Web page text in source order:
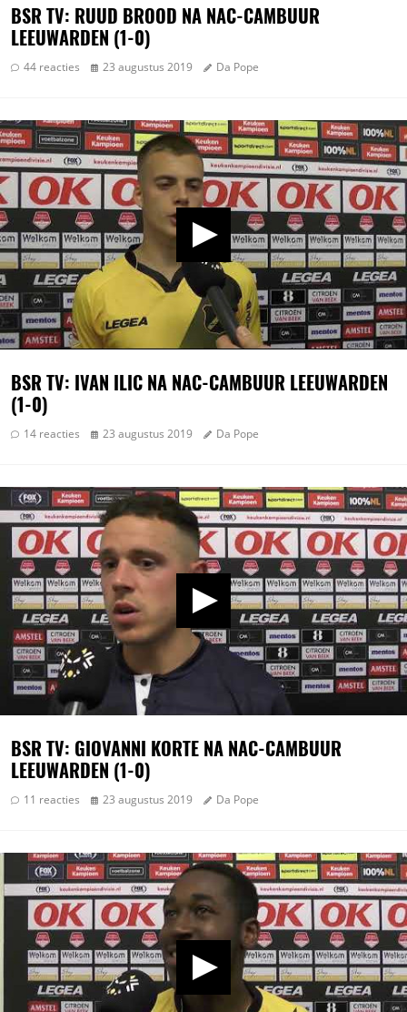
BSR TV: RUUD BROOD NA NAC-CAMBUUR
LEEUWARDEN (1-0)
44 reacties 23 augustus 2019 Da Pope
BSR TV: IVAN ILIC NA NAC-CAMBUUR LEEUWARDEN
(1-0)
14 reacties 23 augustus 2019 Da Pope
BSR TV: GIOVANNI KORTE NA NAC-CAMBUUR
LEEUWARDEN (1-0)
11 reacties 23 augustus 2019 Da Pope